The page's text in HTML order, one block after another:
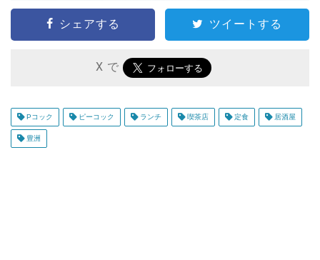
シェアする ツイートする
X で
Pコック ピーコック ランチ 喫茶店 定食 居酒屋
豊洲